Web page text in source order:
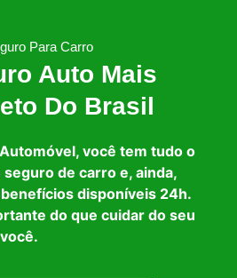
Para Carro
Auto Mais
Do Brasil
você tem tudo o
de carro e, ainda,
disponíveis 24h.
do que cuidar do seu